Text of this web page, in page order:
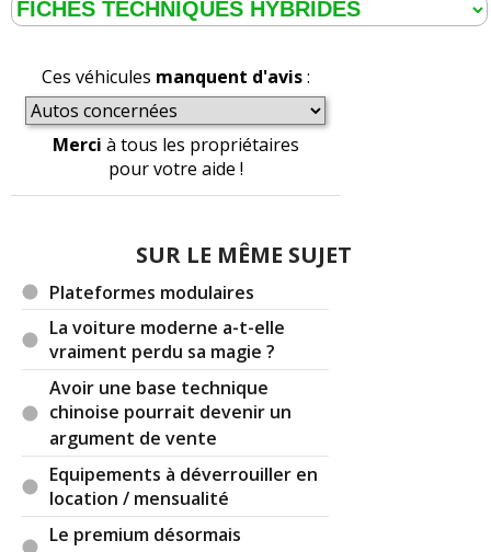
Ces véhicules manquent d'avis:
Merci à tous les propriétaires
pour votre aide !
SUR LE MÊME SUJET
Plateformes modulaires
La voiture moderne a-t-elle
vraiment perdu sa magie ?
Avoir une base technique
chinoise pourrait devenir un
argument de vente
Equipements à déverrouiller en
location / mensualité
Le premium désormais